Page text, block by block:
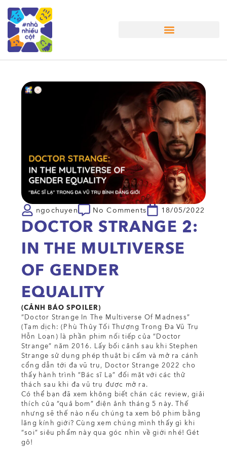
ngochuyen No Comments 18/05/2022
DOCTOR STRANGE 2:
IN THE MULTIVERSE
OF GENDER
EQUALITY
(CẢNH BÁO SPOILER)
“Doctor Strange In The Multiverse Of Madness”
(Tạm dịch: (Phù Thủy Tối Thượng Trong Đa Vũ Trụ
Hỗn Loạn) là phần phim nối tiếp của “Doctor
Strange” năm 2016. Lấy bối cảnh sau khi Stephen
Strange sử dụng phép thuật bị cấm và mở ra cánh
cổng dẫn tới đa vũ trụ, Doctor Strange 2022 cho
thấy hành trình “Bác sĩ Lạ” đối mặt với các thử
thách sau khi đa vũ trụ được mở ra.
Có thể bạn đã xem không biết chán các review, giải
thích của “quả bom” điện ảnh tháng 5 này. Thế
nhưng sẽ thế nào nếu chúng ta xem bộ phim bằng
lăng kính giới? Cùng xem chúng mình thấy gì khi
“soi” siêu phẩm này qua góc nhìn về giới nhé! Gét
gô!